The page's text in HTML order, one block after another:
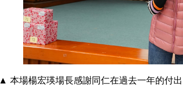
▲ 本場楊宏瑛場長感謝同仁在過去一年的付